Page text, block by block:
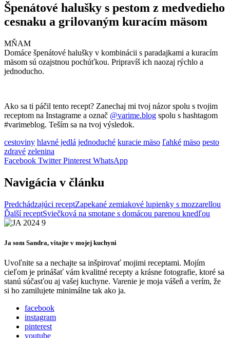
Špenátové halušky s pestom z medvedieho
cesnaku a grilovaným kuracím mäsom
MŇAM
Domáce špenátové halušky v kombinácii s paradajkami a kuracím
mäsom sú ozajstnou pochúťkou. Pripravíš ich naozaj rýchlo a
jednoducho.
Ako sa ti páčil tento recept? Zanechaj mi tvoj názor spolu s tvojim
receptom na Instagrame a označ @varime.blog spolu s hashtagom
#varimeblog. Teším sa na tvoj výsledok.
cestoviny hlavné jedlá jednoduché kuracie mäso ľahké mäso pesto
zdravé zelenina
Facebook Twitter Pinterest WhatsApp
Navigácia v článku
Predchádzajúci receptZapekané zemiakové lupienky s mozzarellou
Ďalší receptSviečková na smotane s domácou parenou knedľou
Ja som Sandra, vitajte v mojej kuchyni
Uvoľnite sa a nechajte sa inšpirovať mojimi receptami. Mojím
cieľom je prinášať vám kvalitné recepty a krásne fotografie, ktoré sa
stanú súčasťou aj vašej kuchyne. Varenie je moja vášeň a verím, že
si ho zamilujete minimálne tak ako ja.
facebook
instagram
pinterest
youtube